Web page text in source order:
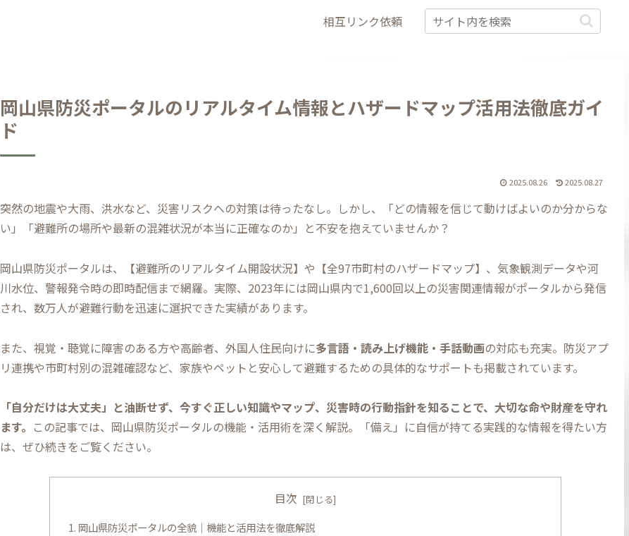
相互リンク依頼
岡山県防災ポータルのリアルタイム情報とハザードマップ活用法徹底ガイ
ド
2025.08.26 2025.08.27
突然の地震や大雨、洪水など、災害リスクへの対策は待ったなし。しかし、「どの情報を信じて動けばよいのか分からな
い」「避難所の場所や最新の混雑状況が本当に正確なのか」と不安を抱えていませんか？
岡山県防災ポータルは、【避難所のリアルタイム開設状況】や【全97市町村のハザードマップ】、気象観測データや河
川水位、警報発令時の即時配信まで網羅。実際、2023年には岡山県内で1,600回以上の災害関連情報がポータルから発信
され、数万人が避難行動を迅速に選択できた実績があります。
また、視覚・聴覚に障害のある方や高齢者、外国人住民向けに多言語・読み上げ機能・手話動画の対応も充実。防災アプ
リ連携や市町村別の混雑確認など、家族やペットと安心して避難するための具体的なサポートも掲載されています。
「自分だけは大丈夫」と油断せず、今すぐ正しい知識やマップ、災害時の行動指針を知ることで、大切な命や財産を守れ
ます。 この記事では、岡山県防災ポータルの機能・活用術を深く解説。「備え」に自信が持てる実践的な情報を得たい方
は、ぜひ続きをご覧ください。
目次
岡山県防災ポータルの全貌｜機能と活用法を徹底解説